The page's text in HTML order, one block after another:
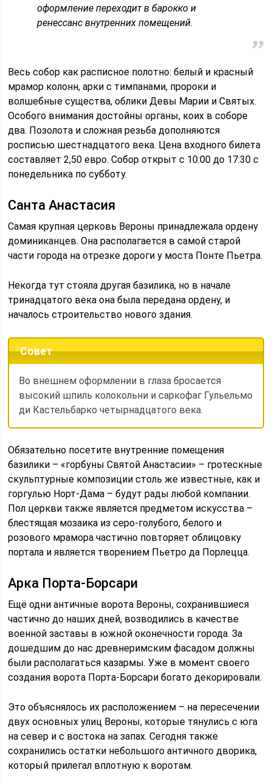
оформление переходит в барокко и
ренессанс внутренних помещений.
Весь собор как расписное полотно: белый и красный
мрамор колонн, арки с тимпанами, пророки и
волшебные существа, облики Девы Марии и Святых.
Особого внимания достойны органы, коих в соборе
два. Позолота и сложная резьба дополняются
росписью шестнадцатого века. Цена входного билета
составляет 2,50 евро. Собор открыт с 10:00 до 17:30 с
понедельника по субботу.
Санта Анастасия
Самая крупная церковь Вероны принадлежала ордену
доминиканцев. Она располагается в самой старой
части города на отрезке дороги у моста Понте Пьетра.
Некогда тут стояла другая базилика, но в начале
тринадцатого века она была передана ордену, и
началось строительство нового здания.
Совет
Во внешнем оформлении в глаза бросается
высокий шпиль колокольни и саркофаг Гульельмо
ди Кастельбарко четырнадцатого века.
Обязательно посетите внутренние помещения
базилики – «горбуны Святой Анастасии» – гротескные
скульптурные композиции столь же известные, как и
горгулью Норт-Дама – будут рады любой компании.
Пол церкви также является предметом искусства –
блестящая мозаика из серо-голубого, белого и
розового мрамора частично повторяет облицовку
портала и является творением Пьетро да Порлецца.
Арка Порта-Борсари
Ещё одни античные ворота Вероны, сохранившиеся
частично до наших дней, возводились в качестве
военной заставы в южной оконечности города. За
дошедшим до нас древнеримским фасадом должны
были располагаться казармы. Уже в момент своего
создания ворота Порта-Борсари богато декорировали.
Это объяснялось их расположением – на пересечении
двух основных улиц Вероны, которые тянулись с юга
на север и с востока на запах. Сегодня также
сохранились остатки небольшого античного дворика,
который прилегал вплотную к воротам.